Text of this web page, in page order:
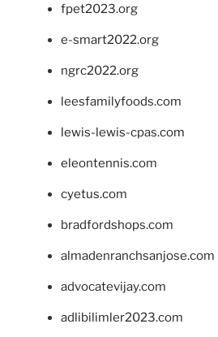
fpet2023.org
e-smart2022.org
ngrc2022.org
leesfamilyfoods.com
lewis-lewis-cpas.com
eleontennis.com
cyetus.com
bradfordshops.com
almadenranchsanjose.com
advocatevijay.com
adlibilimler2023.com